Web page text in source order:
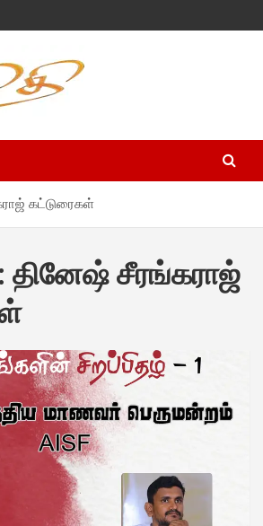
கட்டுரைகள்
தினேஷ் சீரங்கராஜ்